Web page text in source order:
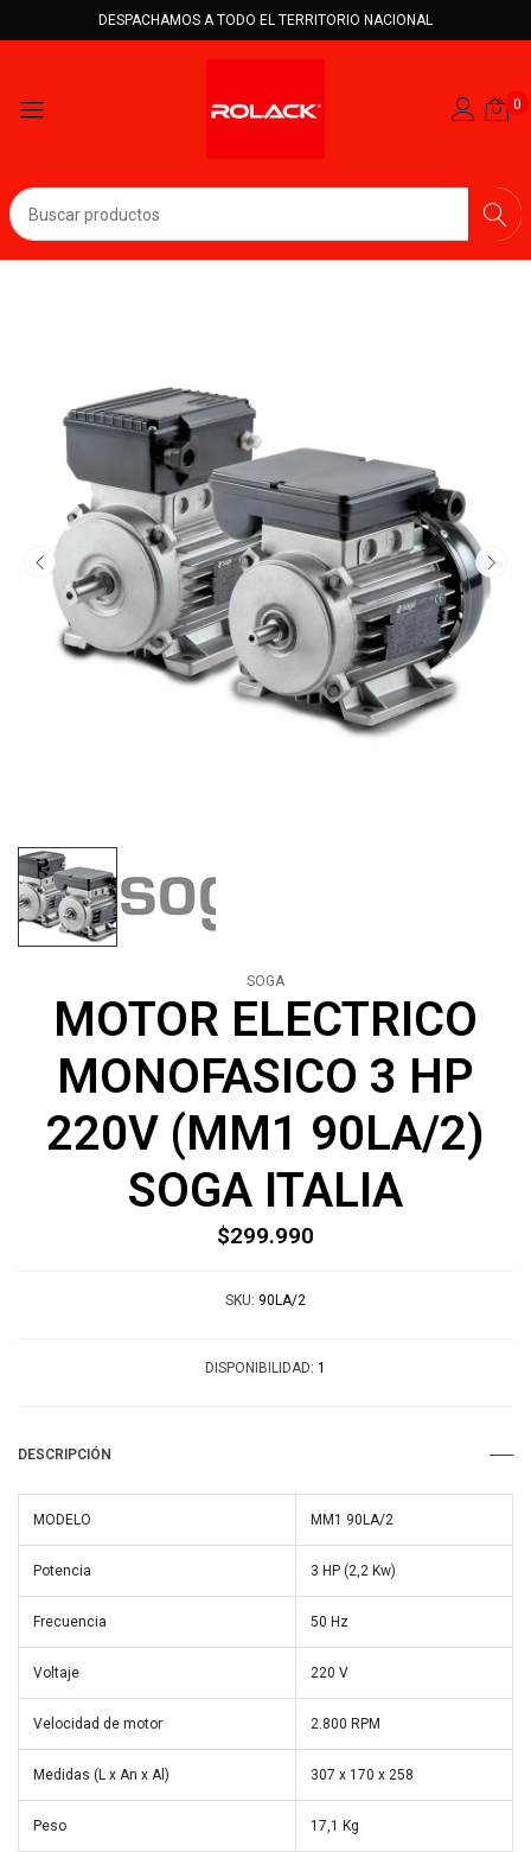
DESPACHAMOS A TODO EL TERRITORIO NACIONAL
0
SOGA
MOTOR ELECTRICO
MONOFASICO 3 HP
220V (MM1 90LA/2)
SOGA ITALIA
$299.990
SKU: 90LA/2
DISPONIBILIDAD: 1
DESCRIPCIÓN
MODELO MM1 90LA/2
Potencia 3 HP (2,2 Kw)
Frecuencia 50 Hz
Voltaje 220 V
Velocidad de motor 2.800 RPM
Medidas (L x An x Al) 307 x 170 x 258
Peso 17,1 Kg